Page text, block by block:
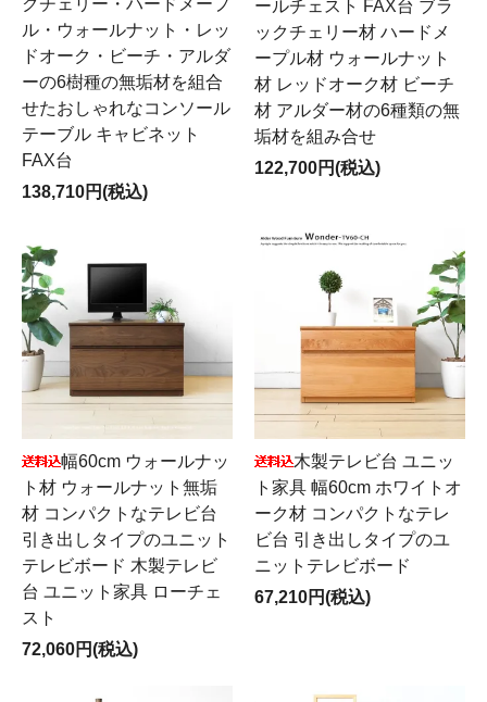
ル・ウォールナット・レッ
ドオーク・ビーチ・アルダ
ーの6樹種の無垢材を組合
せたおしゃれなコンソール
テーブル キャビネット
FAX台
138,710円(税込)
ールチェスト FAX台 ブラ
ックチェリー材 ハードメ
ープル材 ウォールナット
材 レッドオーク材 ビーチ
材 アルダー材の6種類の無
垢材を組み合せ
122,700円(税込)
幅60cm ウォールナッ
ト材 ウォールナット無垢
材 コンパクトなテレビ台
引き出しタイプのユニット
テレビボード 木製テレビ
台 ユニット家具 ローチェ
スト
72,060円(税込)
木製テレビ台 ユニッ
ト家具 幅60cm ホワイトオ
ーク材 コンパクトなテレ
ビ台 引き出しタイプのユ
ニットテレビボード
67,210円(税込)